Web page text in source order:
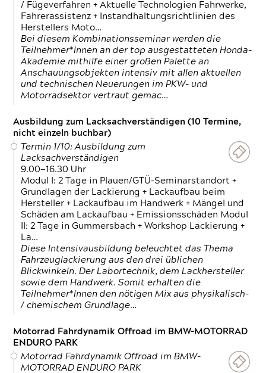
/ Fügeverfahren + Aktuelle Technologien Fahrwerke,
Fahrerassistenz + Instandhaltungsrichtlinien des
Herstellers Moto…
Bei diesem Kombinationsseminar werden die
Teilnehmer*Innen an der top ausgestatteten Honda-
Akademie mithilfe einer großen Palette an
Anschauungsobjekten intensiv mit allen aktuellen
und technischen Neuerungen im PKW- und
Motorradsektor vertraut gemac…
Ausbildung zum Lacksachverständigen (10 Termine,
nicht einzeln buchbar)
Termin 1/10: Ausbildung zum
Lacksachverständigen
9.00—16.30 Uhr
Modul I: 2 Tage in Plauen/GTÜ-Seminarstandort +
Grundlagen der Lackierung + Lackaufbau beim
Hersteller + Lackaufbau im Handwerk + Mängel und
Schäden am Lackaufbau + Emissionsschäden Modul
II: 2 Tage in Gummersbach + Workshop Lackierung +
La…
Diese Intensivausbildung beleuchtet das Thema
Fahrzeuglackierung aus den drei üblichen
Blickwinkeln. Der Labortechnik, dem Lackhersteller
sowie dem Handwerk. Somit erhalten die
Teilnehmer*Innen den nötigen Mix aus physikalisch-
/ chemischem Grundlage…
Motorrad Fahrdynamik Offroad im BMW-MOTORRAD
ENDURO PARK
Motorrad Fahrdynamik Offroad im BMW-
MOTORRAD ENDURO PARK